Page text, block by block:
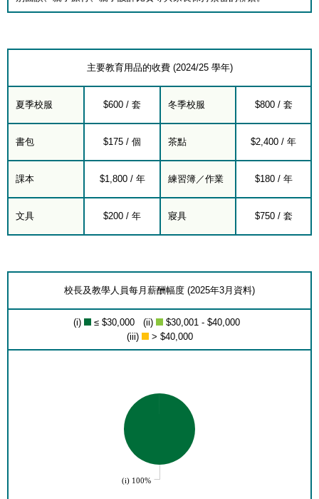
主要教育用品的收費 (2024/25 學年)
夏季校服 $600 / 套 冬季校服 $800 / 套
書包 $175 / 個 茶點 $2,400 / 年
課本 $1,800 / 年 練習簿／作業 $180 / 年
文具 $200 / 年 寢具 $750 / 套
校長及教學人員每月薪酬幅度 (2025年3月資料)
(i) ≤ $30,000 (ii)
$30,001 - $40,000
(iii)
> $40,000
(i) 100%